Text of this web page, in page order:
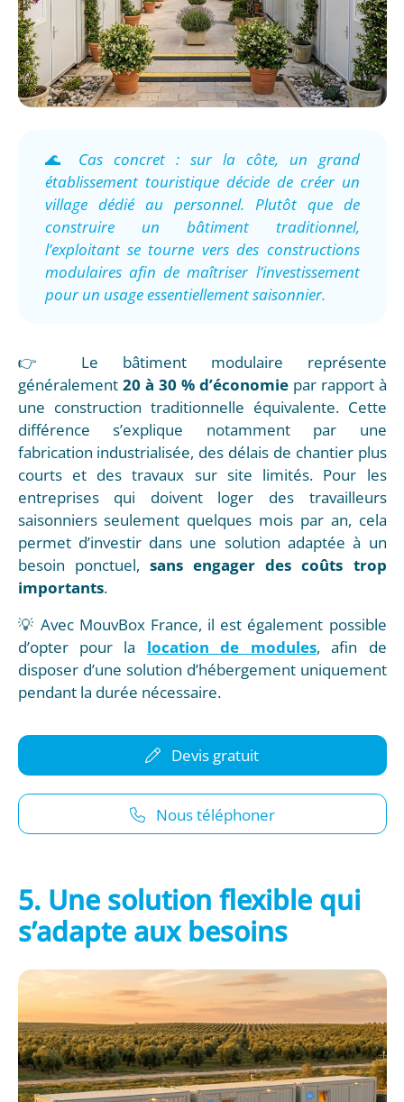
🌊 Cas concret : sur la côte, un grand
établissement touristique décide de créer un
village dédié au personnel. Plutôt que de
construire un bâtiment traditionnel,
l’exploitant se tourne vers des constructions
modulaires afin de maîtriser l’investissement
pour un usage essentiellement saisonnier.
👉 Le bâtiment modulaire représente
généralement 20 à 30 % d’économiepar rapport à
une construction traditionnelle équivalente. Cette
différence s’explique notamment par une
fabrication industrialisée, des délais de chantier plus
courts et des travaux sur site limités. Pour les
entreprises qui doivent loger des travailleurs
saisonniers seulement quelques mois par an, cela
permet d’investir dans une solution adaptée à un
besoin ponctuel, sans engager des coûts trop
importants.
💡 Avec MouvBox France, il est également possible
d’opter pour la location de modules, afin de
disposer d’une solution d’hébergement uniquement
pendant la durée nécessaire.
Devis gratuit
Nous téléphoner
5. Une solution flexible qui
s’adapte aux besoins